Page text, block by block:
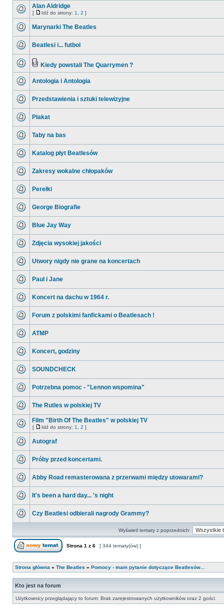
Alan Aldridge
[ Idź do strony: 1 2 ]
Marynarki The Beatles
Beatlesi i... futbol
Kiedy powstali The Quarrymen ?
Antologia i Antologia
Przedstawienia i sztuki telewizyjne
Plakat
Taby na bas
Katalog płyt Beatlesów
Zakresy wokalne chłopaków
Perełki
George Biografie
Blue Jay Way
Zdjęcia wysokiej jakości
Utwory nigdy nie grane na koncertach
Paul i Jane
Koncert na dachu w 1964 r.
Forum z polskimi fanfickami o Beatlesach !
ATMP
Koncert, godziny
SOUNDCHECK
Potrzebna pomoc - "Lennon wspomina"
The Rutles w polskiej TV
Film "Birth Of The Beatles" w polskiej TV
[ Idź do strony: 1 2 ]
Autograf
Próby przed koncertami.
Abby Road remasterowana z przerwami między utowarami?
It's been a hard day... 's night
Czy Beatlesi odbierali nagrody Grammy?
Wyświetl tematy z poprzednich:
Strona 1 z 6 [ 344 tematy(ów) ]
Strona główna » The Beatles » Pomocy - mam pytanie dotyczące Beatlesów...
Kto jest na forum
Użytkownicy przeglądający to forum: Brak zarejestrowanych użytkowników oraz 2 gości